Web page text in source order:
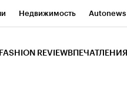
Недвижимость Autonews
FASHION REVIEW ВПЕЧАТЛЕНИЯ